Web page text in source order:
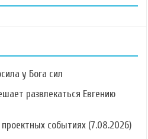
у Бога сил
развлекаться Евгению
событиях (7.08.2026)